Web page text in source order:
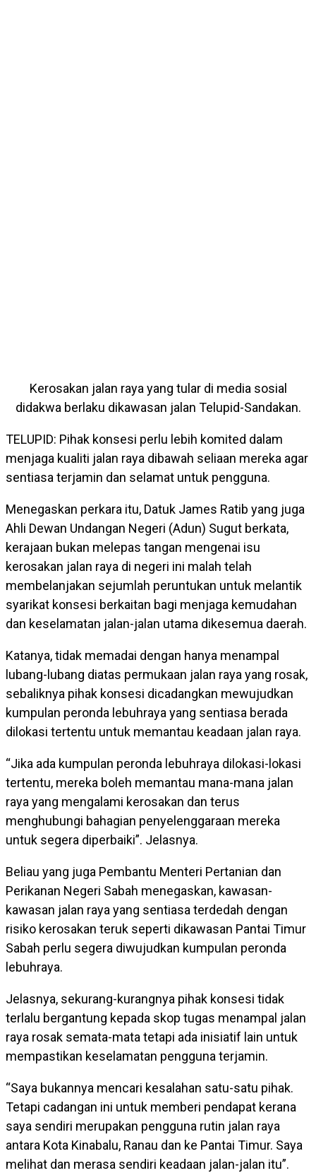
Kerosakan jalan raya yang tular di media sosial
didakwa berlaku dikawasan jalan Telupid-Sandakan.
TELUPID: Pihak konsesi perlu lebih komited dalam
menjaga kualiti jalan raya dibawah seliaan mereka agar
sentiasa terjamin dan selamat untuk pengguna.
Menegaskan perkara itu, Datuk James Ratib yang juga
Ahli Dewan Undangan Negeri (Adun) Sugut berkata,
kerajaan bukan melepas tangan mengenai isu
kerosakan jalan raya di negeri ini malah telah
membelanjakan sejumlah peruntukan untuk melantik
syarikat konsesi berkaitan bagi menjaga kemudahan
dan keselamatan jalan-jalan utama dikesemua daerah.
Katanya, tidak memadai dengan hanya menampal
lubang-lubang diatas permukaan jalan raya yang rosak,
sebaliknya pihak konsesi dicadangkan mewujudkan
kumpulan peronda lebuhraya yang sentiasa berada
dilokasi tertentu untuk memantau keadaan jalan raya.
“Jika ada kumpulan peronda lebuhraya dilokasi-lokasi
tertentu, mereka boleh memantau mana-mana jalan
raya yang mengalami kerosakan dan terus
menghubungi bahagian penyelenggaraan mereka
untuk segera diperbaiki”. Jelasnya.
Beliau yang juga Pembantu Menteri Pertanian dan
Perikanan Negeri Sabah menegaskan, kawasan-
kawasan jalan raya yang sentiasa terdedah dengan
risiko kerosakan teruk seperti dikawasan Pantai Timur
Sabah perlu segera diwujudkan kumpulan peronda
lebuhraya.
Jelasnya, sekurang-kurangnya pihak konsesi tidak
terlalu bergantung kepada skop tugas menampal jalan
raya rosak semata-mata tetapi ada inisiatif lain untuk
mempastikan keselamatan pengguna terjamin.
“Saya bukannya mencari kesalahan satu-satu pihak.
Tetapi cadangan ini untuk memberi pendapat kerana
saya sendiri merupakan pengguna rutin jalan raya
antara Kota Kinabalu, Ranau dan ke Pantai Timur. Saya
melihat dan merasa sendiri keadaan jalan-jalan itu”.